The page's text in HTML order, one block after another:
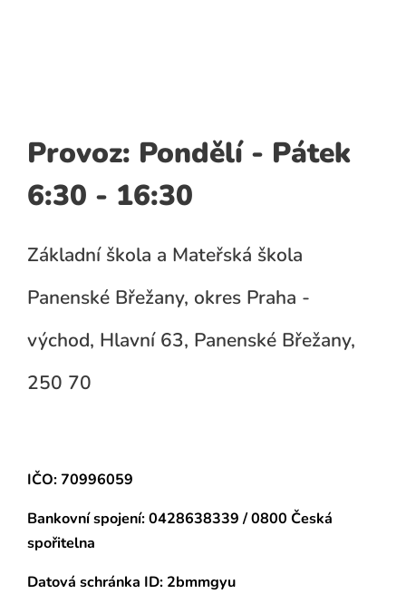
Provoz: Pondělí - Pátek
6:30 - 16:30
Základní škola a Mateřská škola
Panenské Břežany, okres Praha -
východ, Hlavní 63, Panenské Břežany,
250 70
IČO: 70996059
Bankovní spojení:0428638339 / 0800 Česká
spořitelna
Datová schránka ID: 2bmmgyu